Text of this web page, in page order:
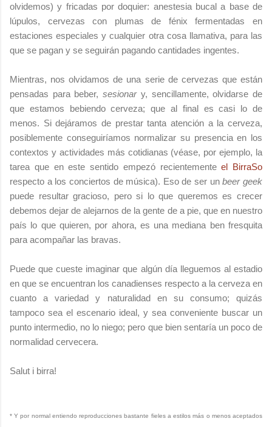
olvidemos) y fricadas por doquier: anestesia bucal a base de
lúpulos, cervezas con plumas de fénix fermentadas en
estaciones especiales y cualquier otra cosa llamativa, para las
que se pagan y se seguirán pagando cantidades ingentes.
Mientras, nos olvidamos de una serie de cervezas que están
pensadas para beber,sesionar y, sencillamente, olvidarse de
que estamos bebiendo cerveza; que al final es casi lo de
menos. Si dejáramos de prestar tanta atención a la cerveza,
posiblemente conseguiríamos normalizar su presencia en los
contextos y actividades más cotidianas (véase, por ejemplo, la
tarea que en este sentido empezó recientementeel BirraSo
respecto a los conciertos de música). Eso de ser unbeer geek
puede resultar gracioso, pero si lo que queremos es crecer
debemos dejar de alejarnos de la gente de a pie, que en nuestro
país lo que quieren, por ahora, es una mediana ben fresquita
para acompañar las bravas.
Puede que cueste imaginar que algún día lleguemos al estadio
en que se encuentran los canadienses respecto a la cerveza en
cuanto a variedad y naturalidad en su consumo; quizás
tampoco sea el escenario ideal, y sea conveniente buscar un
punto intermedio, no lo niego; pero que bien sentaría un poco de
normalidad cervecera.
Salut i birra!
* Y por normal entiendo reproducciones bastante fieles a estilos más o menos aceptados